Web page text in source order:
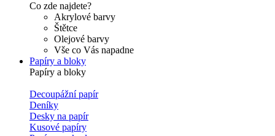
Co zde najdete?
Akrylové barvy
Štětce
Olejové barvy
Vše co Vás napadne
Papíry a bloky
Papíry a bloky
Decoupážní papír
Deníky
Desky na papír
Kusové papíry